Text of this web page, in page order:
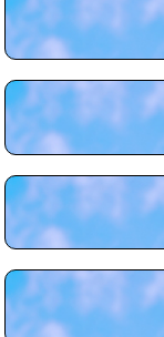
マス交換（深さ
マス交換（深さ
コンクリート斫
コンクリート斫
モルタル補修（厚
追加人工